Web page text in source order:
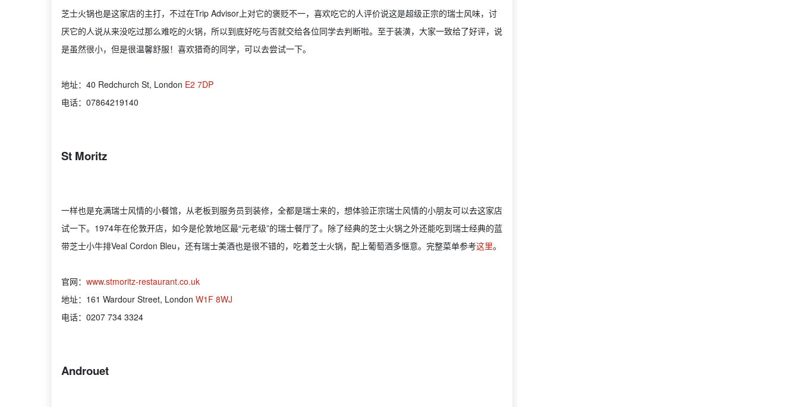
芝士火锅也是这家店的主打，不过在Trip Advisor上对它的褒贬不一，喜欢吃它的人评价说这是超级正宗的瑞士风味，讨
厌它的人说从来没吃过那么难吃的火锅，所以到底好吃与否就交给各位同学去判断啦。至于装潢，大家一致给了好评，说
是虽然很小，但是很温馨舒服！喜欢猎奇的同学，可以去尝试一下。
地址：40 Redchurch St, London E2 7DP
电话：07864219140
St Moritz
一样也是充满瑞士风情的小餐馆，从老板到服务员到装修，全都是瑞士来的，想体验正宗瑞士风情的小朋友可以去这家店
试一下。1974年在伦敦开店，如今是伦敦地区最“元老级”的瑞士餐厅了。除了经典的芝士火锅之外还能吃到瑞士经典的蓝
带芝士小牛排Veal Cordon Bleu，还有瑞士美酒也是很不错的，吃着芝士火锅，配上葡萄酒多惬意。完整菜单参考这里。
官网： www.stmoritz-restaurant.co.uk
地址：161 Wardour Street, London W1F 8WJ
电话：0207 734 3324
Androuet